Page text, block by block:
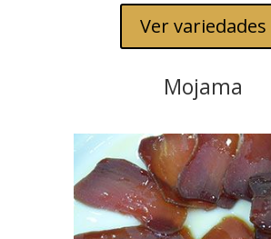
Ver variedades
Mojama